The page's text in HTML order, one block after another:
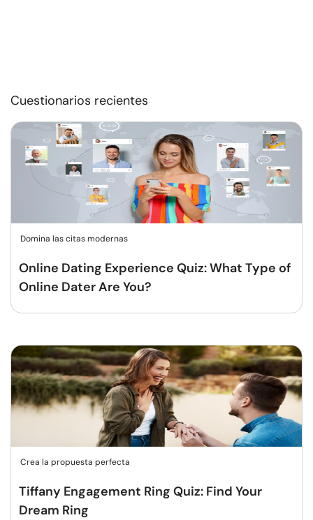
Cuestionarios recientes
Domina las citas modernas
Online Dating Experience Quiz: What Type of
Online Dater Are You?
Crea la propuesta perfecta
Tiffany Engagement Ring Quiz: Find Your
Dream Ring